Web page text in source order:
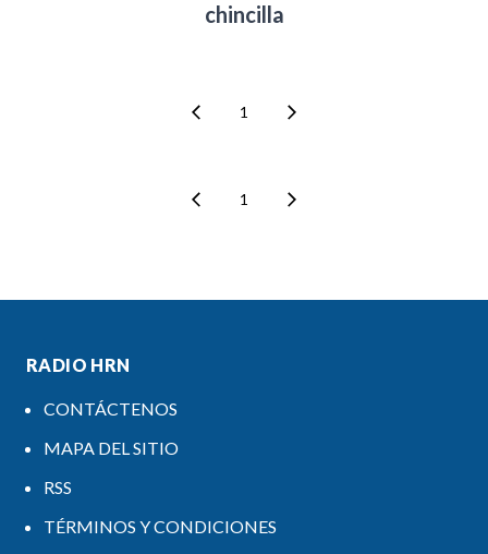
chincilla
1
1
RADIO HRN
CONTÁCTENOS
MAPA DEL SITIO
RSS
TÉRMINOS Y CONDICIONES